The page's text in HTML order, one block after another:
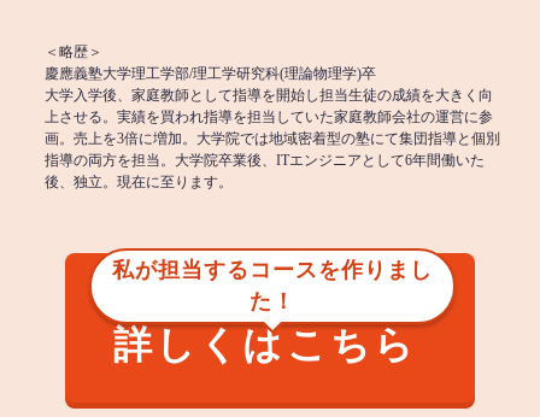
＜略歴＞
慶應義塾大学理工学部/理工学研究科(理論物理学)卒
大学入学後、家庭教師として指導を開始し担当生徒の成績を大きく向
上させる。実績を買われ指導を担当していた家庭教師会社の運営に参
画。売上を3倍に増加。大学院では地域密着型の塾にて集団指導と個別
指導の両方を担当。大学院卒業後、ITエンジニアとして6年間働いた
後、独立。現在に至ります。
私が担当するコースを作りまし
た！
詳しくはこちら